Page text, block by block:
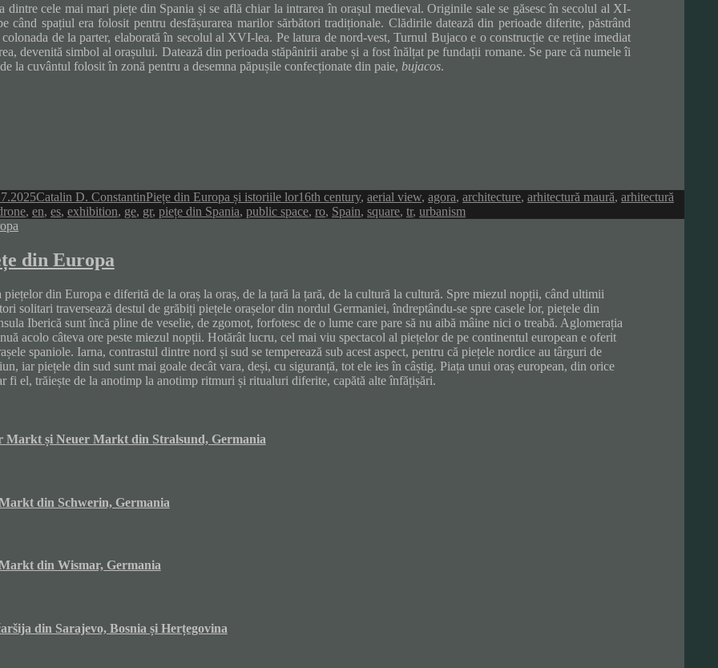
dintre cele mai mari piețe din Spania și se află chiar la intrarea în orașul medieval. Originile sale se găsesc în secolul al XI-
când spațiul era folosit pentru desfășurarea marilor sărbători tradiționale. Clădirile datează din perioade diferite, păstrând
colonada de la parter, elaborată în secolul al XVI-lea. Pe latura de nord-vest, Turnul Bujaco e o construcție ce reține imediat
devenită simbol al orașului. Datează din perioada stăpânirii arabe și a fost înălțat pe fundații romane. Se pare că numele îi
la cuvântul folosit în zonă pentru a desemna păpușile confecționate din paie, bujacos.
Author
Catalin D. ConstantinCategories
Piețe din Europa și istoriile lorTags
16th century,aerial view,agora,architecture,arhitectură maură,arhitectură
,en,es,exhibition, ge, gr,piețe din Spania,public space,ro, Spain,square,tr,urbanism
din Europa
piețelor din Europa e diferită de la oraș la oraș, de la țară la țară, de la cultură la cultură. Spre miezul nopții, când ultimii
solitari traversează destul de grăbiți piețele orașelor din nordul Germaniei, îndreptându-se spre casele lor, piețele din
Iberică sunt încă pline de veselie, de zgomot, forfotesc de o lume care pare să nu aibă mâine nici o treabă. Aglomerația
acolo câteva ore peste miezul nopții. Hotărât lucru, cel mai viu spectacol al piețelor de pe continentul european e oferit
spaniole. Iarna, contrastul dintre nord și sud se temperează sub acest aspect, pentru că piețele nordice au târguri de
iar piețele din sud sunt mai goale decât vara, deși, cu siguranță, tot ele ies în câștig. Piața unui oraș european, din orice
fi el, trăiește de la anotimp la anotimp ritmuri și ritualuri diferite, capătă alte înfățișări.
Markt și Neuer Markt din Stralsund, Germania
din Schwerin, Germania
din Wismar, Germania
din Sarajevo, Bosnia și Herțegovina